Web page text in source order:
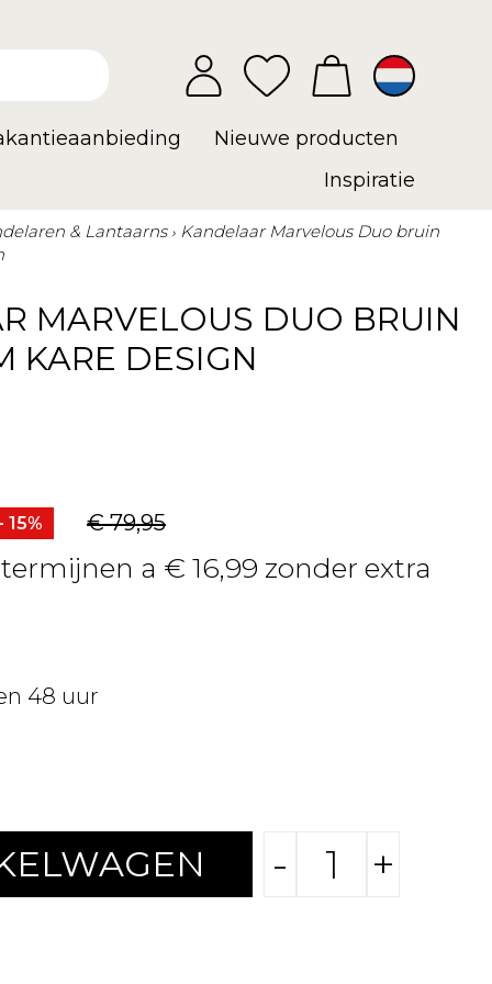
Nieuwe producten
Inspiratie
& Lantaarns
Kandelaar Marvelous Duo bruin
MARVELOUS DUO BRUIN
KARE DESIGN
15% € 79,95
a € 16,99 zonder extra
48 uur
- +